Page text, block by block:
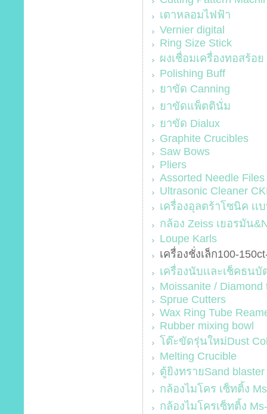
เตาหลอมไฟฟ้า
Vernier digital
Ring Size Stick
ผงเชื่อมเครื่องทอสร้อ
Polishing Buff
ยาขัด Canning
ยาขัดแพ็ตตินั่ม
ยาขัด Dialux
Graphite Crucibles
Saw Bows
Pliers
Assorted Needle Files
Ultrasonic Cleaner
เครื่องอุลตร้าโซนิค เเ
กล้อง Zeiss เยอรมัน
Loupe Karls
เครื่องชั่งเล็ก100-
เครื่องนับเเละเช็คธนบั
Moissanite / Diamond
Sprue Cutters
Wax Ring Tube
Rubber mixing bowl
โต๊ะขัดรุ่นใหม่Dust
Melting Crucible
ตู้ยิงทรายSand blaster
กล้องไมโคร เซ็ทติ้ง
กล้องไมโครเซ็ทติ้ง